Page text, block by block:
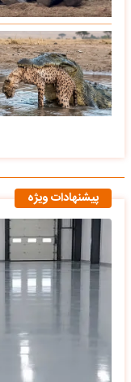
پیشنهادات ویژه